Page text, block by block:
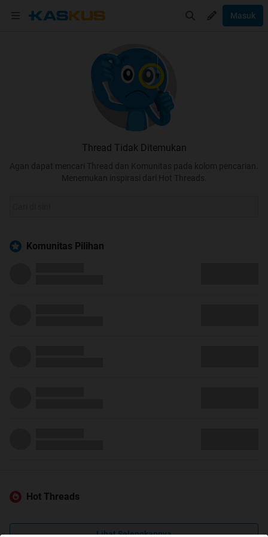
Masuk
Thread Tidak Ditemukan
Agan dapat mencari Thread dan Komunitas pada kolom pencarian.
Menemukan inspirasi dari Hot Threads.
Komunitas Pilihan
Hot Threads
Lihat Selengkapnya